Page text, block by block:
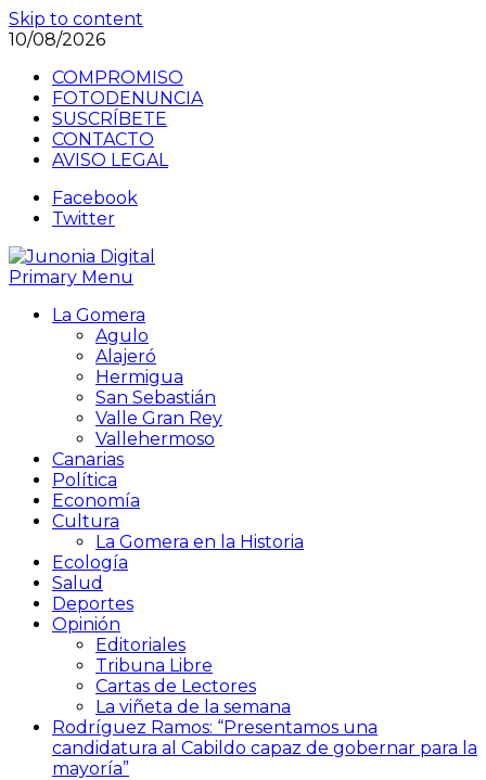
Skip to content
10/08/2026
COMPROMISO
FOTODENUNCIA
SUSCRÍBETE
CONTACTO
AVISO LEGAL
Facebook
Twitter
Primary Menu
La Gomera
Agulo
Alajeró
Hermigua
San Sebastián
Valle Gran Rey
Vallehermoso
Canarias
Política
Economía
Cultura
La Gomera en la Historia
Ecología
Salud
Deportes
Opinión
Editoriales
Tribuna Libre
Cartas de Lectores
La viñeta de la semana
Rodríguez Ramos: “Presentamos una
candidatura al Cabildo capaz de gobernar para la
mayoría”